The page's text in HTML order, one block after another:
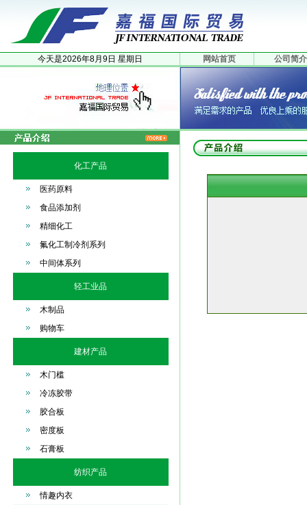
今天是2026年8月 9日 星期日 网站首页 公司简介
化工产品
医药原料
食品添加剂
精细化工
氟化工制冷剂系列
中间体系列
轻工业品
木制品
购物车
建材产品
木门槛
冷冻胶带
胶合板
密度板
石膏板
纺织产品
情趣内衣